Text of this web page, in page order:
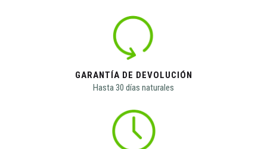
GARANTÍA DE DEVOLUCIÓN
Hasta 30 días naturales